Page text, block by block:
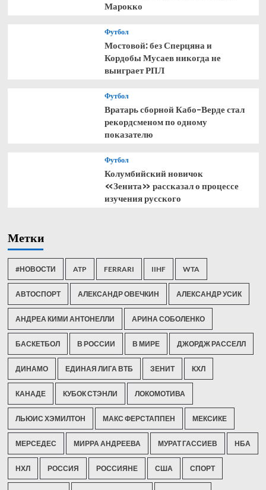
Марокко
Футбол
Мостовой: без Сперцяна и
Кордобы Мусаев никогда не
выиграет РПЛ
Футбол
Вратарь сборной Кабо-Верде стал
рекордсменом по одному
показателю
Футбол
Колумбийский новичок
«Зенита» рассказал о процессе
изучения русского
Метки
#НОВОСТИ ATP FERRARI IIHF WTA
АВТОСПОРТ АЛЕКСАНДР ОВЕЧКИН АЛЕКСАНДР УСИК
АНДРЕА КИМИ АНТОНЕЛЛИ АРИНА СОБОЛЕНКО
БАСКЕТБОЛ В РОССИИ В МИРЕ ДЖОРДЖ РАССЕЛЛ
ДИНАМО ЕДИНАЯ ЛИГА ВТБ ЗЕНИТ КХЛ
КАНАДЕ КУБОК СТЭНЛИ ЛОКОМОТИВА
ЛЬЮИС ХЭМИЛТОН МАКС ФЕРСТАППЕН МЕКСИКЕ
МЕРСЕДЕС МИРРА АНДРЕЕВА МУРАТ ГАССИЕВ НБА
НХЛ РОССИЯ РОССИЯНЕ США СПОРТ